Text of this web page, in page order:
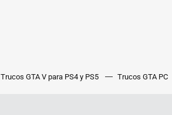
Trucos GTA V para PS4 y PS5 Trucos GTA PC